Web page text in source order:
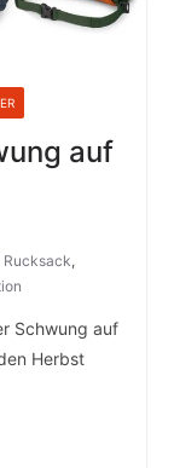
auf
Rucksack,
Schwung auf
Herbst